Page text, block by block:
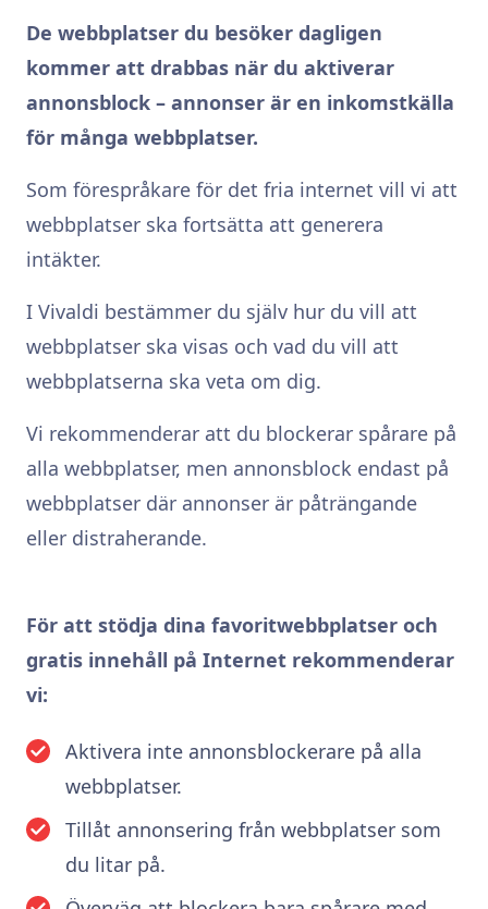
De webbplatser du besöker dagligen
kommer att drabbas när du aktiverar
annonsblock – annonser är en inkomstkälla
för många webbplatser.
Som förespråkare för det fria internet vill vi att
webbplatser ska fortsätta att generera
intäkter.
I Vivaldi bestämmer du själv hur du vill att
webbplatser ska visas och vad du vill att
webbplatserna ska veta om dig.
Vi rekommenderar att du blockerar spårare på
alla webbplatser, men annonsblock endast på
webbplatser där annonser är påträngande
eller distraherande.
För att stödja dina favoritwebbplatser och
gratis innehåll på Internet rekommenderar
vi:
Aktivera inte annonsblockerare på alla
webbplatser.
Tillåt annonsering från webbplatser som
du litar på.